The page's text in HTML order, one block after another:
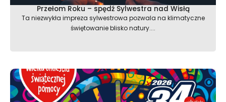
Przełom Roku – spędź Sylwestra nad Wisłą
Ta niezwykła impreza sylwestrowa pozwala na klimatyczne
świętowanie blisko natury....